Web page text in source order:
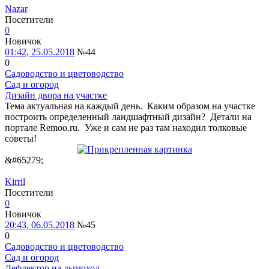
Nazar
Посетители
0
Новичок
01:42, 25.05.2018 №44
0
Садоводство и цветоводство
Сад и огород
Дизайн двора на участке
Тема актуальная на каждый день. Каким образом на участке
построить определенный ландшафтный дизайн? Детали на
портале Remoo.ru. Уже и сам не раз там находил толковые
советы!
&#65279;
Kirril
Посетители
0
Новичок
20:43, 06.05.2018 №45
0
Садоводство и цветоводство
Сад и огород